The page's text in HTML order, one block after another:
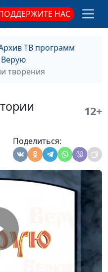
НАС
ТВ программ
Верую
творения
12+
Поделиться:
Давидоглу,
аспирант
аспирант
Малышев,
Давидоглу,
аспирант